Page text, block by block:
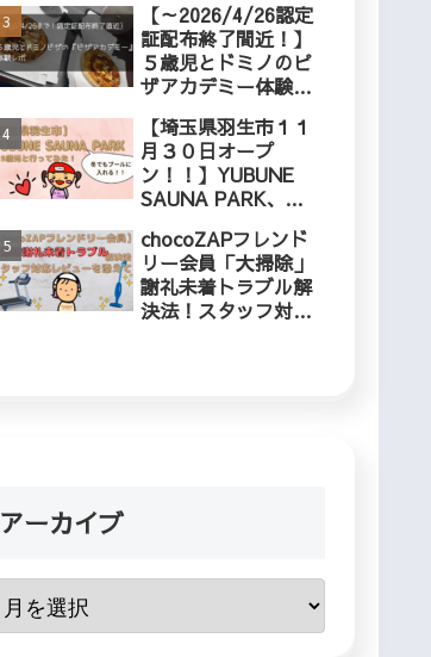
【～2026/4/26認定
証配布終了間近！】
５歳児とドミノのピ
ザアカデミー体験レ
【埼玉県羽生市１１
月３０日オープ
ン！！】YUBUNE
SAUNA PARK、冬
５歳児と行ってきま
した！
chocoZAPフレンド
リー会員「大掃除」
謝礼未着トラブル解
決法！スタッフ対応
アーカイブ